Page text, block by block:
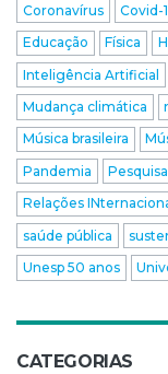
Coronavírus
Covid-
Educação
Física
Inteligência Artificial
Mudança climática
Música brasileira
Pandemia
Pesquisa
Relações
saúde pública
Unesp 50 anos
CATEGORIAS